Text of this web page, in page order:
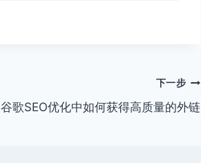
下一步
谷歌SEO优化中如何获得高质量的外链